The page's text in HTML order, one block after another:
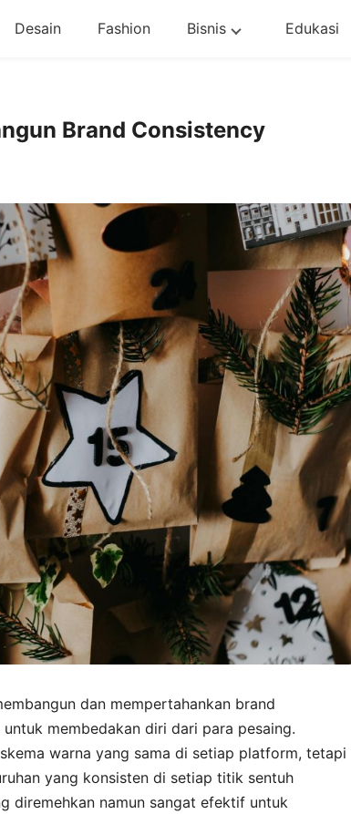
Desain Fashion Bisnis Edukasi
Brand Consistency
dan mempertahankan brand
membedakan diri dari para pesaing.
warna yang sama di setiap platform, tetapi
yang konsisten di setiap titik sentuh
diremehkan namun sangat efektif untuk